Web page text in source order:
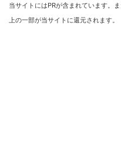
当サイトにはPRが含まれています。
上の一部が当サイトに還元されます。